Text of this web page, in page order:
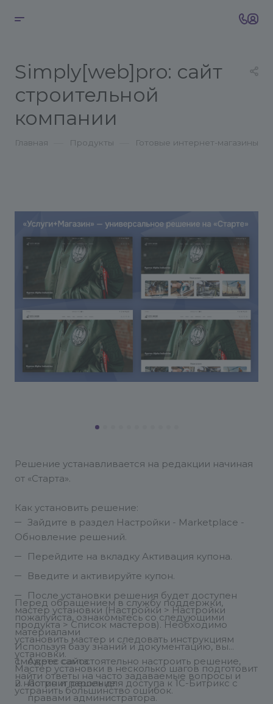
Simply[web]pro: сайт
строительной
компании
Главная Продукты Готовые интернет-магазины
Решение устанавливается на редакции начиная
от «Старта».
Как установить решение:
Зайдите в раздел Настройки - Marketplace -
Обновление решений.
Перейдите на вкладку Активация купона.
Введите и активируйте купон.
После установки решения будет доступен
мастер установки (Настройки > Настройки
продукта > Список мастеров). Необходимо
установить мастер и следовать инструкциям
установки.
Мастер установки в несколько шагов подготовит
и настроит решение.
Перед обращением в службу поддержки,
пожалуйста, ознакомьтесь со следующими
материалами
Используя базу знаний и документацию, вы
сможете самостоятельно настроить решение,
найти ответы на часто задаваемые вопросы и
устранить большинство ошибок.
Адрес сайта.
Логин и пароль для доступа к 1С-Битрикс с
правами администратора.